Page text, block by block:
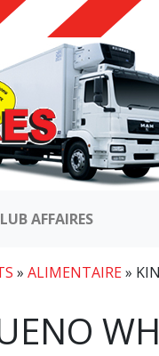
AFFAIRES
» ALIMENTAIRE»